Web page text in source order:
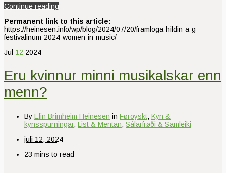
Continue reading
Permanent link to this article:
https://heinesen.info/wp/blog/2024/07/20/framloga-hildin-a-g-
festivalinum-2024-women-in-music/
Jul 12 2024
Eru kvinnur minni musikalskar enn
menn?
By Elin Brimheim Heinesen in Føroyskt, Kyn &
kynsspurningar, List & Mentan, Sálarfrøði & Samleiki
juli 12, 2024
23 mins to read